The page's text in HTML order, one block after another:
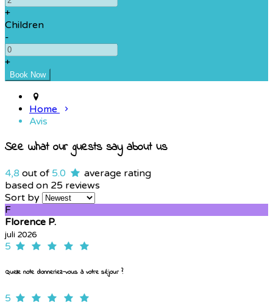
+
Children
-
+
Home
Avis
See what our guests say about us
4,8 out of 5.0
average rating
based on 25 reviews
Sort by
F
Florence P.
juli 2026
5
Quelle note donneriez-vous à votre séjour ?
5